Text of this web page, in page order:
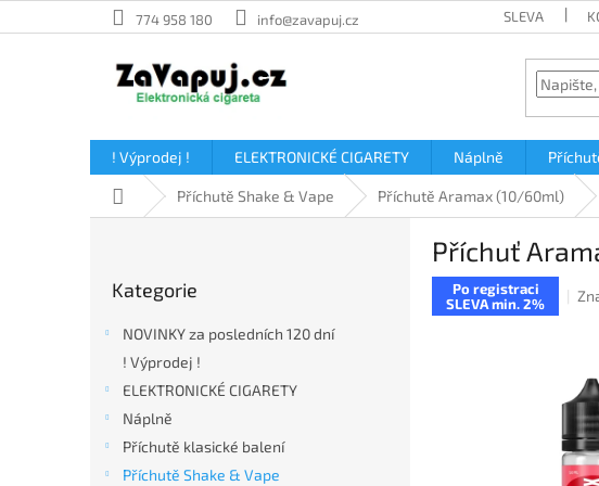
na
774 958 180 info@zavapuj.cz SLEVA
! Výprodej ! ELEKTRONICKÉ CIGARETY Náplně
Domů Příchutě Shake & Vape Příchutě Aramax (10/60ml)
kategorie
Kategorie
NOVINKY za posledních 120 dní
! Výprodej !
ELEKTRONICKÉ CIGARETY
Náplně
Příchutě klasické balení
Příchutě Shake & Vape
Příchuť
Po registraci
SLEVA min. 2%